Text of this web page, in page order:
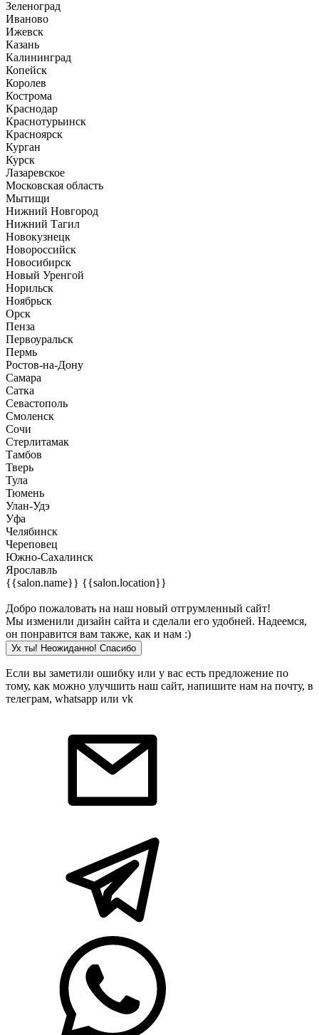
Зеленоград
Иваново
Ижевск
Казань
Калининград
Копейск
Королев
Кострома
Краснодар
Краснотурьинск
Красноярск
Курган
Курск
Лазаревское
Московская область
Мытищи
Нижний Новгород
Нижний Тагил
Новокузнецк
Новороссийск
Новосибирск
Новый Уренгой
Норильск
Ноябрьск
Орск
Пенза
Первоуральск
Пермь
Ростов-на-Дону
Самара
Сатка
Севастополь
Смоленск
Сочи
Стерлитамак
Тамбов
Тверь
Тула
Тюмень
Улан-Удэ
Уфа
Челябинск
Череповец
Южно-Сахалинск
Ярославль
{{salon.name}} {{salon.location}}
Добро пожаловать на наш новый отгрумленный сайт!
Мы изменили дизайн сайта и сделали его удобней. Надеемся,
он понравится вам также, как и нам :)
Ух ты! Неожиданно! Cпасибо
Если вы заметили ошибку или у вас есть предложение по
тому, как можно улучшить наш сайт, напишите нам на почту, в
телеграм, whatsapp или vk